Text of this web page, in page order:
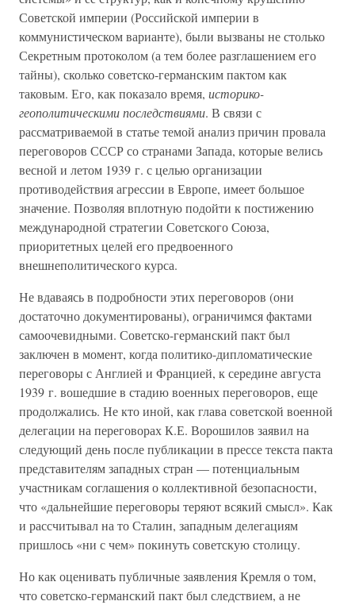
Советской империи (Российской империи в
коммунистическом варианте), были вызваны не столько
Секретным протоколом (а тем более разглашением его
тайны), сколько советско-германским пактом как
таковым. Его, как показало время, историко-
геополитическими последствиями. В связи с
рассматриваемой в статье темой анализ причин провала
переговоров СССР со странами Запада, которые велись
весной и летом 1939 г. с целью организации
противодействия агрессии в Европе, имеет большое
значение. Позволяя вплотную подойти к постижению
международной стратегии Советского Союза,
приоритетных целей его предвоенного
внешнеполитического курса.
Не вдаваясь в подробности этих переговоров (они
достаточно документированы), ограничимся фактами
самоочевидными. Советско-германский пакт был
заключен в момент, когда политико-дипломатические
переговоры с Англией и Францией, к середине августа
1939 г. вошедшие в стадию военных переговоров, еще
продолжались. Не кто иной, как глава советской военной
делегации на переговорах К.Е. Ворошилов заявил на
следующий день после публикации в прессе текста пакта
представителям западных стран — потенциальным
участникам соглашения о коллективной безопасности,
что «дальнейшие переговоры теряют всякий смысл». Как
и рассчитывал на то Сталин, западным делегациям
пришлось «ни с чем» покинуть советскую столицу.
Но как оценивать публичные заявления Кремля о том,
что советско-германский пакт был следствием, а не